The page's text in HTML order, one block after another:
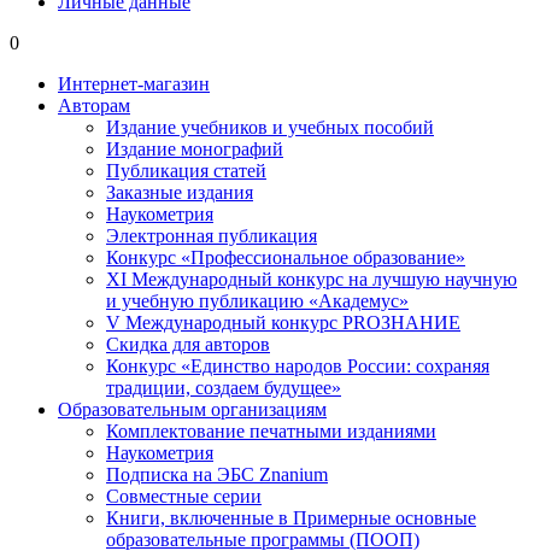
0
Интернет-магазин
Авторам
Издание учебников и учебных пособий
Издание монографий
Публикация статей
Заказные издания
Наукометрия
Электронная публикация
Конкурс «Профессиональное образование»
XI Международный конкурс на лучшую научную
и учебную публикацию «Академус»
V Международный конкурс PROЗНАНИЕ
Скидка для авторов
Конкурс «Единство народов России: сохраняя
традиции, создаем будущее»
Образовательным организациям
Комплектование печатными изданиями
Наукометрия
Подписка на ЭБС Znanium
Совместные серии
Книги, включенные в Примерные основные
образовательные программы (ПООП)